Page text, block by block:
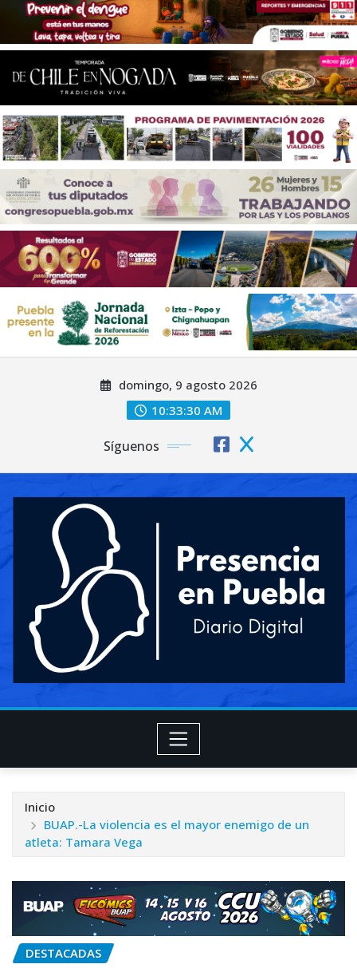
domingo, 9 agosto 2026
10:33:32 AM
Síguenos
Inicio
BUAP.-La violencia es el mayor enemigo de un
atleta: Tamara Vega
DESTACADAS